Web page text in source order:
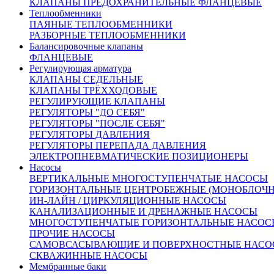
Теплообменники
ПАЯНЫЕ ТЕПЛООБМЕННИКИ
РАЗБОРНЫЕ ТЕПЛООБМЕННИКИ
Балансировочные клапаны
ФЛАНЦЕВЫЕ
Регулирующая арматура
КЛАПАНЫ СЕДЕЛЬНЫЕ
КЛАПАНЫ ТРЁХХОДОВЫЕ
РЕГУЛИРУЮЩИЕ КЛАПАНЫ
РЕГУЛЯТОРЫ "ДО СЕБЯ"
РЕГУЛЯТОРЫ "ПОСЛЕ СЕБЯ"
РЕГУЛЯТОРЫ ДАВЛЕНИЯ
РЕГУЛЯТОРЫ ПЕРЕПАДА ДАВЛЕНИЯ
ЭЛЕКТРОПНЕВМАТИЧЕСКИЕ ПОЗИЦИОНЕРЫ
Насосы
ВЕРТИКАЛЬНЫЕ МНОГОСТУПЕНЧАТЫЕ НАСОСЫ
ГОРИЗОНТАЛЬНЫЕ ЦЕНТРОБЕЖНЫЕ
ИН-ЛАЙН / ЦИРКУЛЯЦИОННЫЕ НАСОСЫ
КАНАЛИЗАЦИОННЫЕ И ДРЕНАЖНЫЕ НАСОСЫ
МНОГОСТУПЕНЧАТЫЕ ГОРИЗОНТАЛЬНЫЕ
ПРОЧИЕ НАСОСЫ
САМОВСАСЫВАЮЩИЕ И ПОВЕРХНОСТНЫЕ
СКВАЖИННЫЕ НАСОСЫ
Мембранные баки
От 33 389 руб.
(цена с НДС)
Запросить счёт Купить в 1 клик
Другие диаметры:
31569.00Ду2031656.00Ду2533389.00
42700.00Ду5046909.00Ду65
Ду10089269.00Ду12513569.00Ду150160000.00
207089.00
Характеристики
Доставка и оплата:
Похожие товары:
Описание
Рабочая среда:Вода, воздух, пар, аммиак,
природный газ, нефть, нефтепродукты.